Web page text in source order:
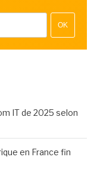
OK
IT de 2025 selon
en France fin